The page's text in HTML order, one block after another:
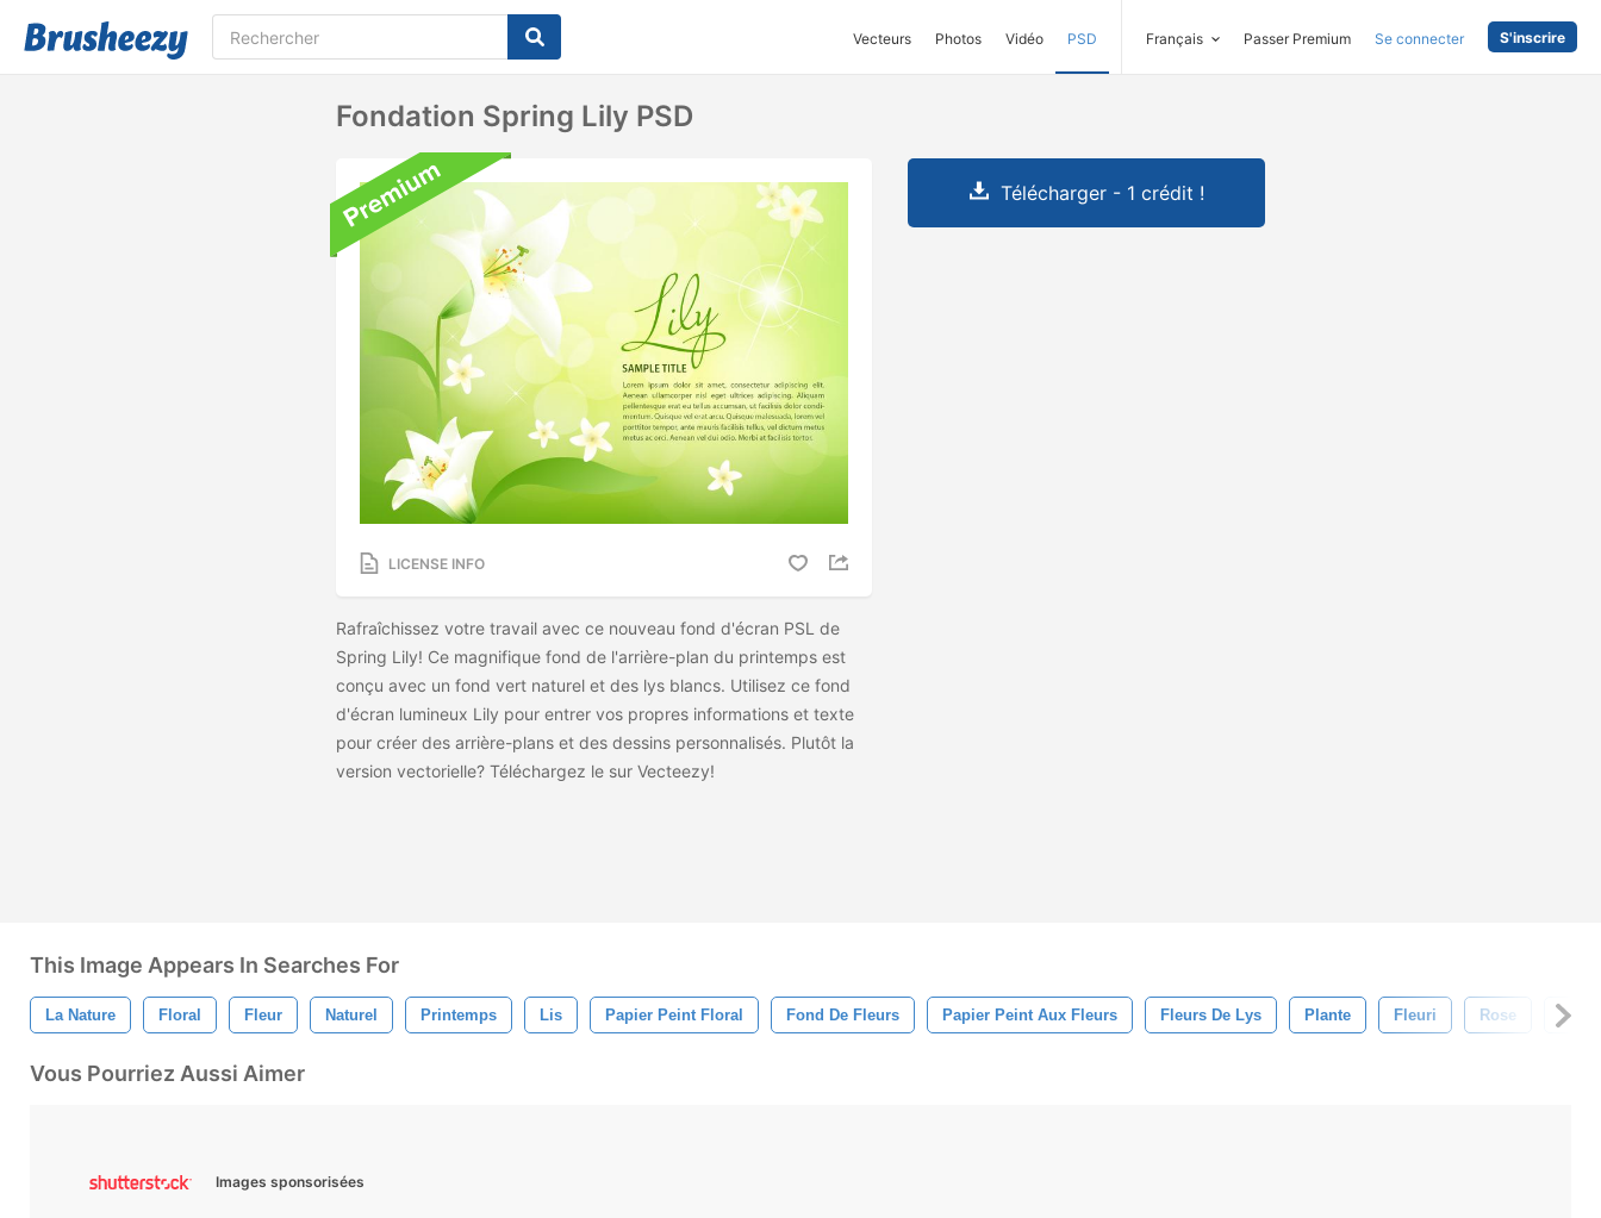
Vecteurs Photos Vidéo PSD Français Passer Premium Se connecter S'inscrire
Fondation Spring Lily PSD
LICENSE INFO
Rafraîchissez votre travail avec ce nouveau fond d'écran PSL de
Spring Lily! Ce magnifique fond de l'arrière-plan du printemps est
conçu avec un fond vert naturel et des lys blancs. Utilisez ce fond
d'écran lumineux Lily pour entrer vos propres informations et texte
pour créer des arrière-plans et des dessins personnalisés. Plutôt la
version vectorielle? Téléchargez le sur Vecteezy!
Télécharger - 1 crédit !
This Image Appears In Searches For
La Nature Floral Fleur Naturel Printemps Lis Papier Peint Floral Fond De Fleurs Papier Peint Aux Fleurs Fleurs De Lys Plante Fleuri Rose
Vous Pourriez Aussi Aimer
Images sponsorisées